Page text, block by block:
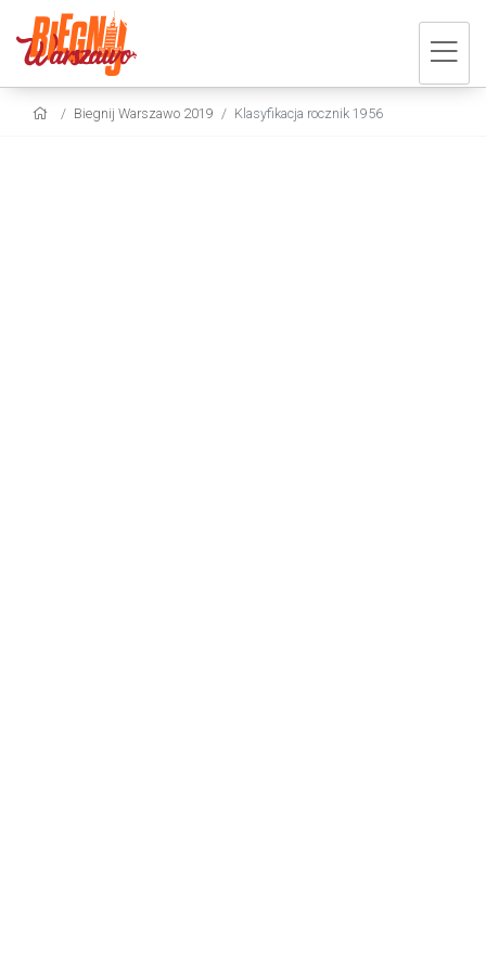
Biegnij Warszawo 2019 Klasyfikacja rocznik 1956